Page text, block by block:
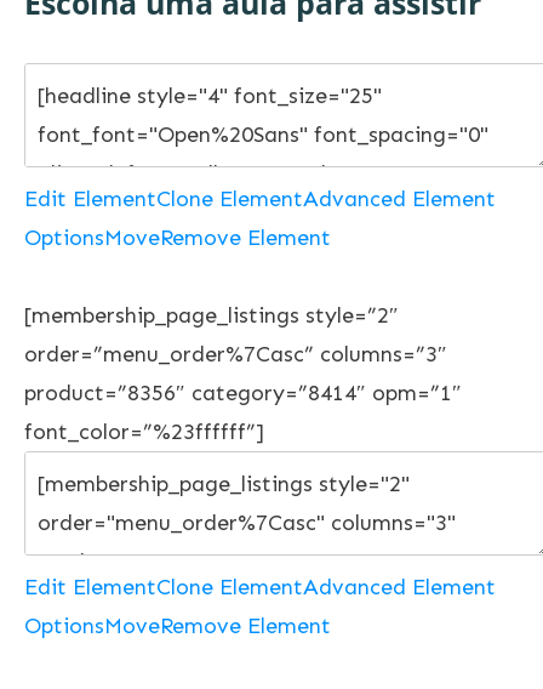
Edit ElementClone ElementAdvanced Element
OptionsMoveRemove Element
[membership_page_listings style=”2″
order=”menu_order%7Casc” columns=”3″
product=”8356″ category=”8414″ opm=”1″
font_color=”%23ffffff”]
Edit ElementClone ElementAdvanced Element
OptionsMoveRemove Element